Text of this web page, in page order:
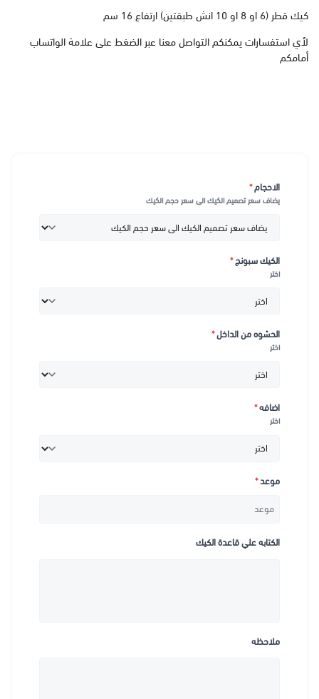
كيك قطر (6 او 8 او 10 انش طبقتين) ارتفاع 16 سم
لأي استفسارات يمكنكم التواصل معنا عبر الضغط على علامة الواتساب
أمامكم
الاحجام*
يضاف سعر تصميم الكيك الى سعر حجم الكيك
الكيك سبونج*
اختر
الحشوه من الداخل*
اختر
اضافه*
اختر
موعد*
الكتابه علي قاعدة الكيك
ملاحظه